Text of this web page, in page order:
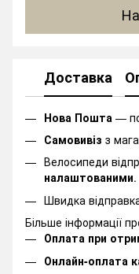
Доставка
Нова Пошта — по
Самовивіз з
Велосипеди
налаштованими.
Швидка
Більше інформації
Оплата при
Онлайн-оплата